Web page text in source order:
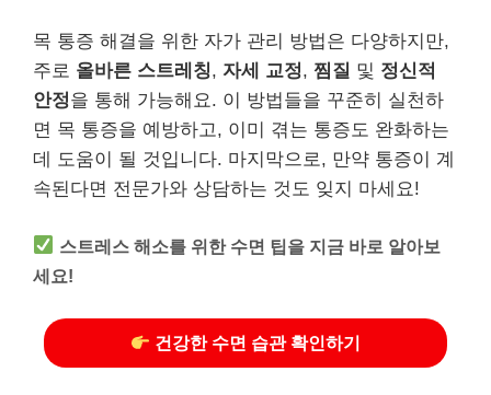
목 통증 해결을 위한 자가 관리 방법은 다양하지만,
주로 올바른 스트레칭, 자세 교정, 찜질 및 정신적
안정을 통해 가능해요. 이 방법들을 꾸준히 실천하
면 목 통증을 예방하고, 이미 겪는 통증도 완화하는
데 도움이 될 것입니다. 마지막으로, 만약 통증이 계
속된다면 전문가와 상담하는 것도 잊지 마세요!
스트레스 해소를 위한 수면 팁을 지금 바로 알아보
세요!
건강한 수면 습관 확인하기